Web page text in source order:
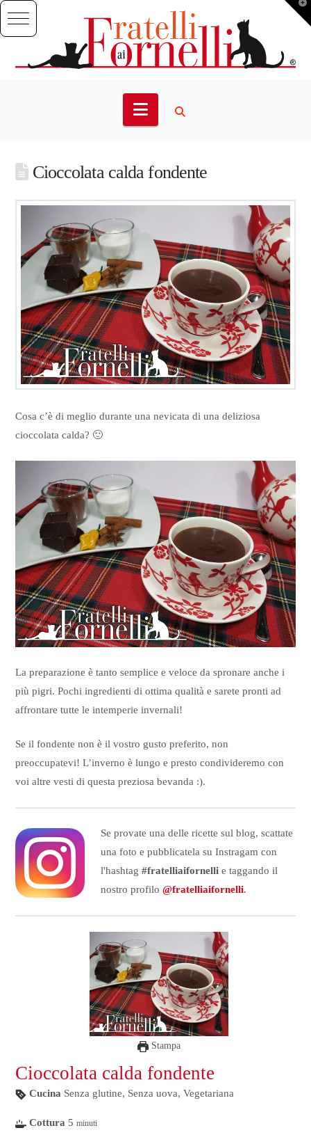
Navigation
Cioccolata calda fondente
Cosa c’è di meglio durante una nevicata di una deliziosa
cioccolata calda? 🙂
La preparazione è tanto semplice e veloce da spronare anche i
più pigri. Pochi ingredienti di ottima qualità e sarete pronti ad
affrontare tutte le intemperie invernali!
Se il fondente non è il vostro gusto preferito, non
preoccupatevi! L’inverno è lungo e presto condivideremo con
voi altre vesti di questa preziosa bevanda :).
Se provate una delle ricette sul blog, scattate
una foto e pubblicatela su Instragam con
l'hashtag #fratelliaifornellie taggando il
nostro profilo @fratelliaifornelli.
Stampa
Cioccolata calda fondente
Cucina Senza glutine, Senza uova, Vegetariana
Cottura 5 minuti